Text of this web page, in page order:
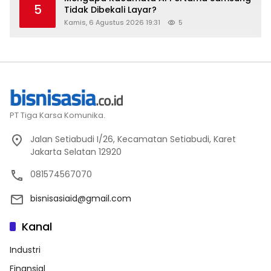
5
Tidak Dibekali Layar?
Kamis, 6 Agustus 2026 19:31 5
PT Tiga Karsa Komunika.
Jalan Setiabudi I/26, Kecamatan Setiabudi, Karet
Jakarta Selatan 12920
081574567070
bisnisasiaid@gmail.com
Kanal
Industri